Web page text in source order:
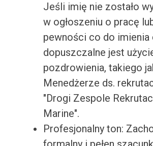
Jeśli imię nie zostało
w ogłoszeniu o pracę
pewności co do imienia
dopuszczalne jest
pozdrowienia, takiego
Menedżerze ds.
"Drogi Zespole
Marine".
Profesjonalny ton: